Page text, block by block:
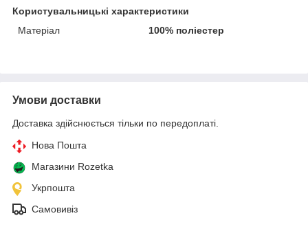
Користувальницькі характеристики
Матеріал
100% поліестер
Умови доставки
Доставка здійснюється тільки по передоплаті.
Нова Пошта
Магазини Rozetka
Укрпошта
Самовивіз